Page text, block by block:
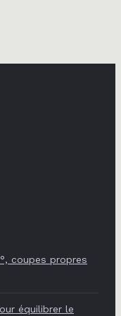
coupes propres
équilibrer le